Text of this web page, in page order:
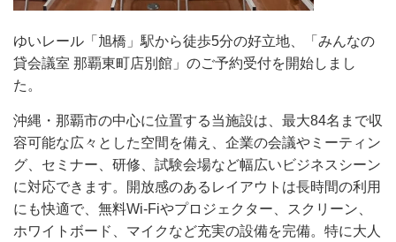
ゆいレール「旭橋」駅から徒歩5分の好立地、「みんなの
貸会議室 那覇東町店別館」のご予約受付を開始しまし
た。
沖縄・那覇市の中心に位置する当施設は、最大84名まで収
容可能な広々とした空間を備え、企業の会議やミーティン
グ、セミナー、研修、試験会場など幅広いビジネスシーン
に対応できます。開放感のあるレイアウトは長時間の利用
にも快適で、無料Wi-Fiやプロジェクター、スクリーン、
ホワイトボード、マイクなど充実の設備を完備。特に大人